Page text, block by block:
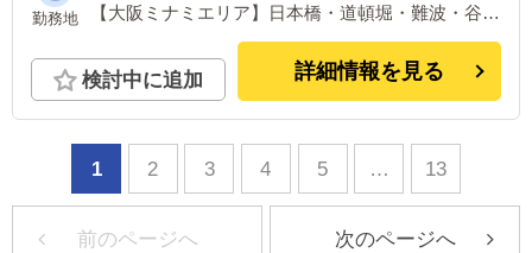
勤務地
【大阪ミナミエリア】日本橋・道頓堀・難波・谷
九・天王寺 【大阪府下エリア】布施・堺 【兵庫エ
リア】神戸三宮・神戸元町・尼崎 ※全店舗が主要
駅から徒歩5～10分圏内！
検討中に追加 詳細情報を見る
1 2 3 4 5 … 13
前のページへ 次のページへ